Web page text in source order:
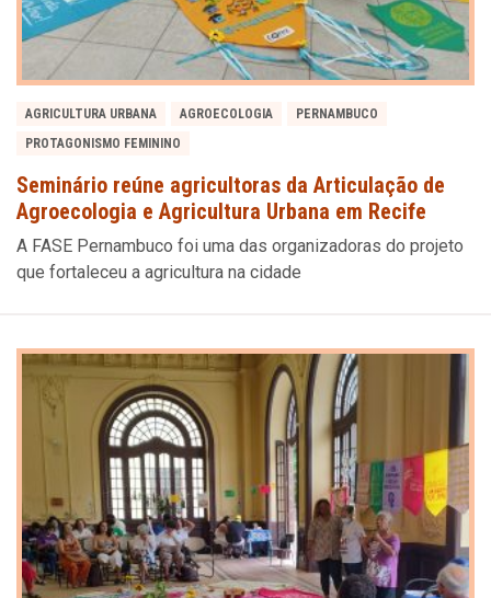
AGRICULTURA URBANA AGROECOLOGIA
PERNAMBUCO
PROTAGONISMO FEMININO
Seminário reúne agricultoras da Articulação de
Agroecologia e Agricultura Urbana em Recife
A FASE Pernambuco foi uma das organizadoras do projeto
que fortaleceu a agricultura na cidade